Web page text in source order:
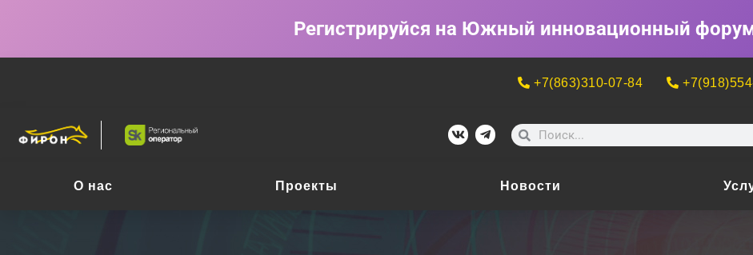
Регистрируйся на Южный инновационный
+7(863)310-07-84
О нас Проекты Новости